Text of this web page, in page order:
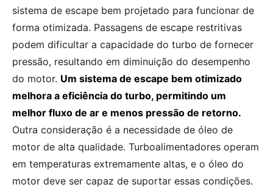
sistema de escape bem projetado para funcionar de
forma otimizada. Passagens de escape restritivas
podem dificultar a capacidade do turbo de fornecer
pressão, resultando em diminuição do desempenho
do motor. Um sistema de escape bem otimizado
melhora a eficiência do turbo, permitindo um
melhor fluxo de ar e menos pressão de retorno.
Outra consideração é a necessidade de óleo de
motor de alta qualidade. Turboalimentadores operam
em temperaturas extremamente altas, e o óleo do
motor deve ser capaz de suportar essas condições.